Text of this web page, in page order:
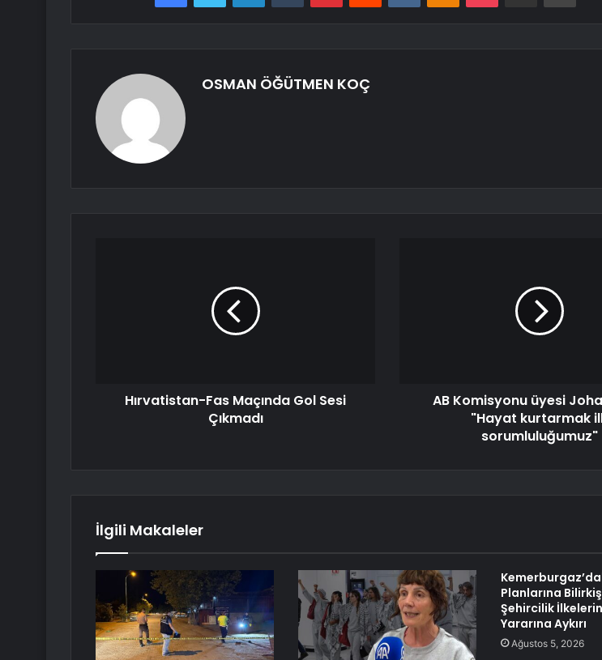
OSMAN ÖĞÜTMEN KOÇ
Hırvatistan-Fas Maçında Gol Sesi
Çıkmadı
AB Komisyonu üyesi
"Hayat kurtarmak
sorumluluğumuz"
İlgili Makaleler
Planlarına
Şehircilik
Yararına Aykırı
Ağustos 5, 2026